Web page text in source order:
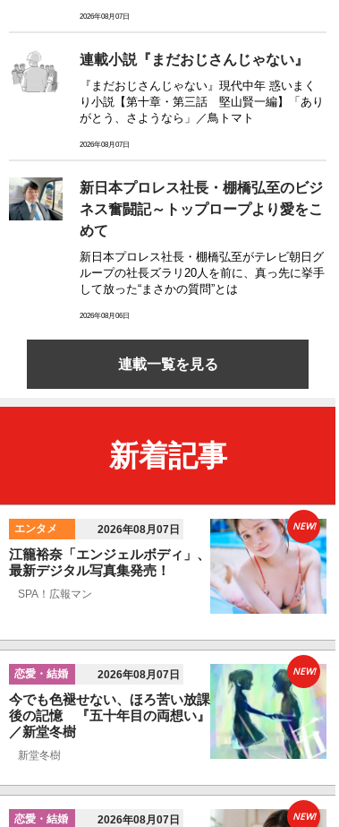
2026年08月07日
連載小説『まだおじさんじゃない』
『まだおじさんじゃない』現代中年 惑いまく
り小説【第十章・第三話 堅山賢一編】「あり
がとう、さようなら」／鳥トマト
2026年08月07日
新日本プロレス社長・棚橋弘至のビジ
ネス奮闘記～トップロープより愛をこ
めて
新日本プロレス社長・棚橋弘至がテレビ朝日グ
ループの社長ズラリ20人を前に、真っ先に挙手
して放った“まさかの質問”とは
2026年08月06日
連載一覧を見る
新着記事
エンタメ 2026年08月07日
江籠裕奈「エンジェルボディ」、
最新デジタル写真集発売！
SPA！広報マン
NEW!
恋愛・結婚 2026年08月07日
今でも色褪せない、ほろ苦い放課
後の記憶 『五十年目の両想い』
／新堂冬樹
新堂冬樹
NEW!
恋愛・結婚 2026年08月07日 NEW!